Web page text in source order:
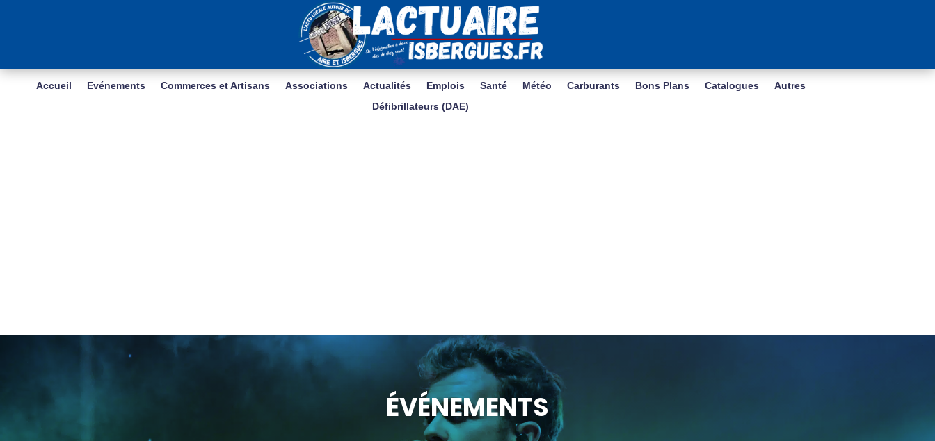
Accueil Evénements Commerces et Artisans Associations Actualités Emplois Santé Météo Carburants Bons Plans Catalogues
Autres
Défibrillateurs (DAE)
ÉVÉNEMENTS